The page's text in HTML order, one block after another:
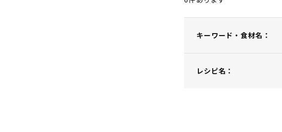
キーワード・食材名：
レシピ名：